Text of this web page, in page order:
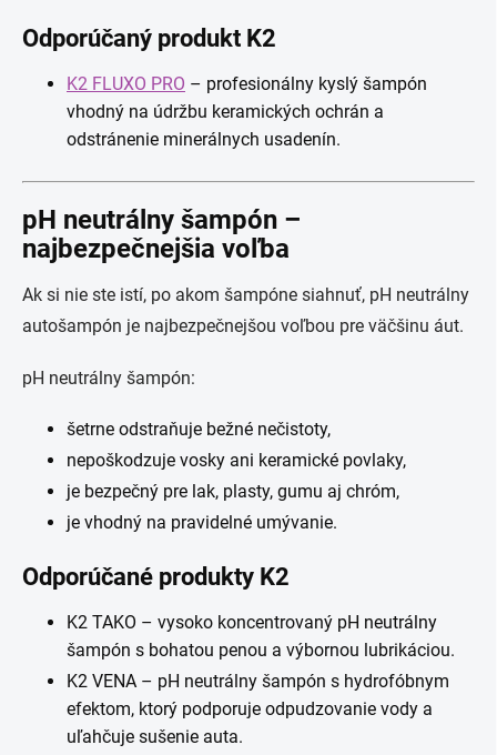
Odporúčaný produkt K2
K2 FLUXO PRO – profesionálny kyslý šampón
vhodný na údržbu keramických ochrán a
odstránenie minerálnych usadenín.
pH neutrálny šampón –
najbezpečnejšia voľba
Ak si nie ste istí, po akom šampóne siahnuť, pH neutrálny
autošampón je najbezpečnejšou voľbou pre väčšinu áut.
pH neutrálny šampón:
šetrne odstraňuje bežné nečistoty,
nepoškodzuje vosky ani keramické povlaky,
je bezpečný pre lak, plasty, gumu aj chróm,
je vhodný na pravidelné umývanie.
Odporúčané produkty K2
K2 TAKO – vysoko koncentrovaný pH neutrálny
šampón s bohatou penou a výbornou lubrikáciou.
K2 VENA – pH neutrálny šampón s hydrofóbnym
efektom, ktorý podporuje odpudzovanie vody a
uľahčuje sušenie auta.